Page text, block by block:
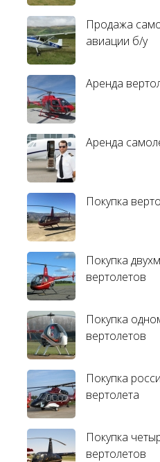
Продажа
авиации б/у
Аренда
Аренда
Покупка
Покупка
вертолетов
Покупка
вертолетов
Покупка
вертолета
Покупка
вертолетов